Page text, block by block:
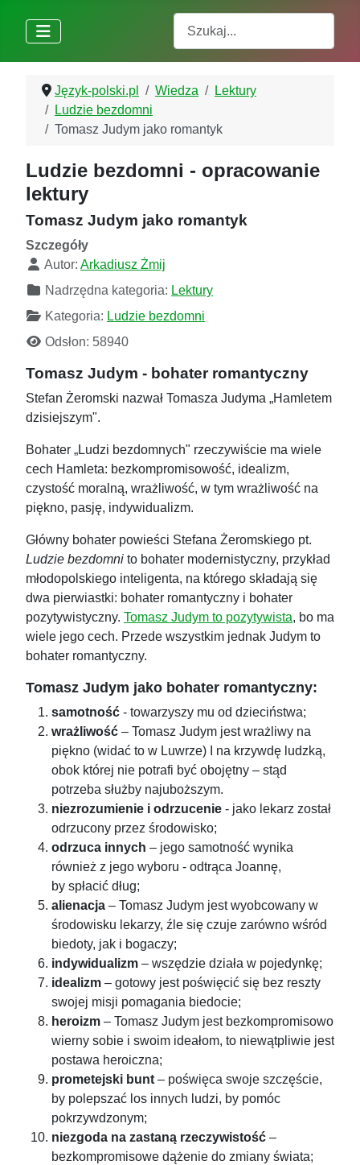
Język-polski.pl Wiedza
Lektury
Ludzie bezdomni
Tomasz Judym jako romantyk
Ludzie bezdomni - opracowanie
lektury
Tomasz Judym jako romantyk
Szczegóły
Autor: Arkadiusz Żmij
Nadrzędna kategoria: Lektury
Kategoria: Ludzie bezdomni
Odsłon: 58940
Tomasz Judym - bohater romantyczny
Stefan Żeromski nazwał Tomasza Judyma „Hamletem
dzisiejszym".
Bohater „Ludzi bezdomnych" rzeczywiście ma wiele
cech Hamleta: bezkompromisowość, idealizm,
czystość moralną, wrażliwość, w tym wrażliwość na
piękno, pasję, indywidualizm.
Główny bohater powieści Stefana Żeromskiego pt.
Ludzie bezdomni to bohater modernistyczny, przykład
młodopolskiego inteligenta, na którego składają się
dwa pierwiastki: bohater romantyczny i bohater
pozytywistyczny. Tomasz Judym to pozytywista, bo ma
wiele jego cech. Przede wszystkim jednak Judym to
bohater romantyczny.
Tomasz Judym jako bohater romantyczny:
samotność - towarzyszy mu od dzieciństwa;
wrażliwość – Tomasz Judym jest wrażliwy na
piękno (widać to w Luwrze) I na krzywdę ludzką,
obok której nie potrafi być obojętny – stąd
potrzeba służby najuboższym.
niezrozumienie i odrzucenie - jako lekarz został
odrzucony przez środowisko;
odrzuca innych – jego samotność wynika
również z jego wyboru - odtrąca Joannę,
by spłacić dług;
alienacja – Tomasz Judym jest wyobcowany w
środowisku lekarzy, źle się czuje zarówno wśród
biedoty, jak i bogaczy;
indywidualizm – wszędzie działa w pojedynkę;
idealizm – gotowy jest poświęcić się bez reszty
swojej misji pomagania biedocie;
heroizm – Tomasz Judym jest bezkompromisowo
wierny sobie i swoim ideałom, to niewątpliwie jest
postawa heroiczna;
prometejski bunt – poświęca swoje szczęście,
by polepszać los innych ludzi, by pomóc
pokrzywdzonym;
niezgoda na zastaną rzeczywistość –
bezkompromisowe dążenie do zmiany świata;